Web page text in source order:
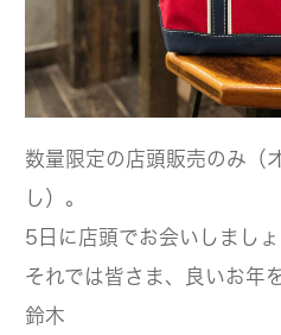
数量限定の店頭販売のみ（
し）。
5日に店頭でお会いしましょ
それでは皆さま、良いお年を
鈴木